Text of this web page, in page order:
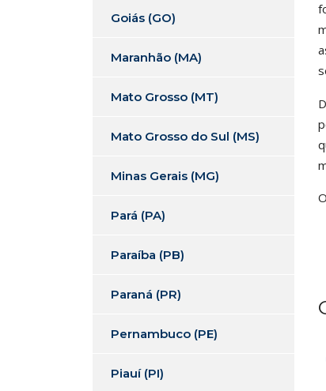
Goiás (GO)
Maranhão (MA)
Mato Grosso (MT)
Mato Grosso do Sul (MS)
Minas Gerais (MG)
Pará (PA)
Paraíba (PB)
Paraná (PR)
Pernambuco (PE)
Piauí (PI)